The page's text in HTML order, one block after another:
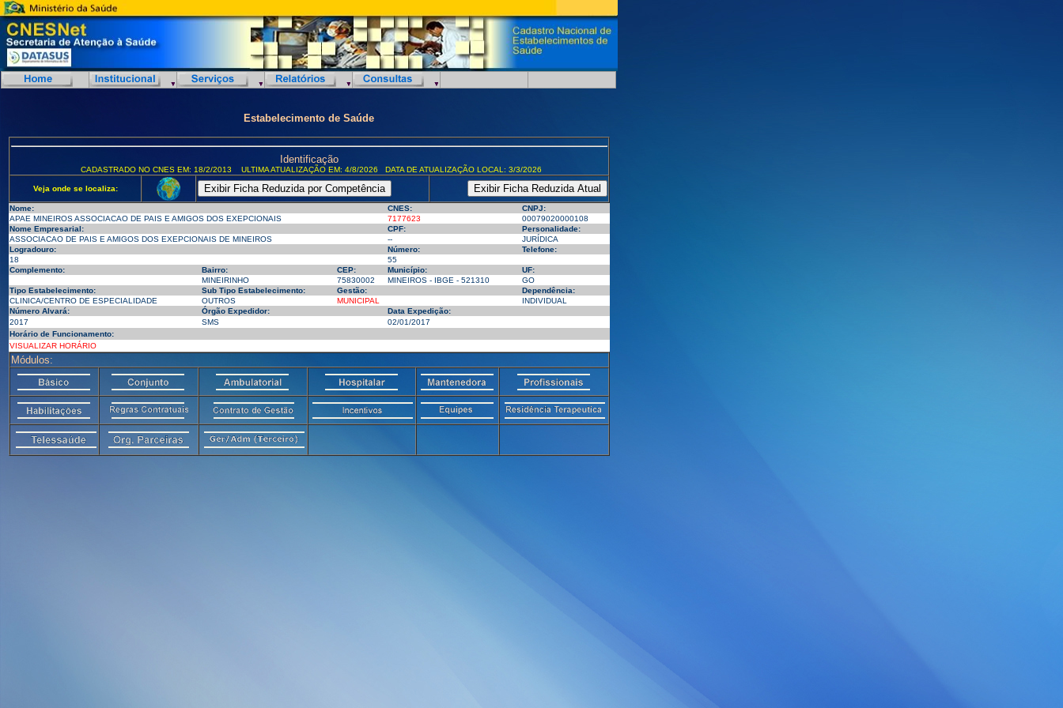
Estabelecimento de Saúde
Identificação
CADASTRADO NO CNES EM: 18/2/2013 ULTIMA ATUALIZAÇÃO EM: 4/8/2026 DATA DE ATUALIZAÇÃO LOCAL: 3/3/2026
Veja onde se localiza:
Nome: CNES:
CNPJ:
APAE MINEIROS ASSOCIACAO DE PAIS E AMIGOS DOS EXEPCIONAIS
7177623
00079020000108
Nome Empresarial:
CPF:
Personalidade:
ASSOCIACAO DE PAIS E AMIGOS DOS EXEPCIONAIS DE MINEIROS
--
JURÍDICA
Logradouro:
Número:
Telefone:
18
55
Complemento:
Bairro: CEP: Município:
UF:
MINEIRINHO
75830002 MINEIROS - IBGE - 521310
GO
Tipo Estabelecimento:
Sub Tipo Estabelecimento: Gestão:
Dependência:
CLINICA/CENTRO DE ESPECIALIDADE
OUTROS MUNICIPAL
INDIVIDUAL
Número Alvará:
Órgão Expedidor:
Data Expedição:
2017
SMS
02/01/2017
Horário de Funcionamento:
VISUALIZAR HORÁRIO
Módulos: